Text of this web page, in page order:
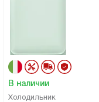
В наличии
Холодильник